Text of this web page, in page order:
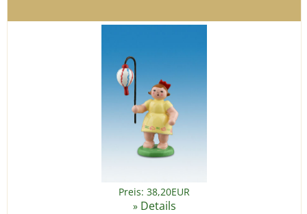
Preis: 38,20EUR
» Details